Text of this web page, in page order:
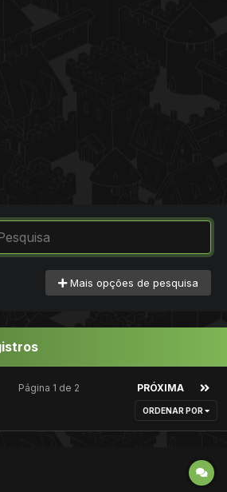
Mais opções de pesquisa
PRÓXIMA
Página 1 de 2
ORDENAR POR